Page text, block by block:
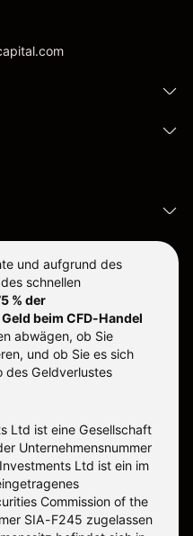
und aufgrund des
schnellen
% der
beim CFD-Handel
abwägen, ob Sie
und ob Sie es sich
des Geldverlustes
Ltd ist eine Gesellschaft
Unternehmensnummer
Ltd ist ein im
Commission of the
SIA-F245 zugelassen